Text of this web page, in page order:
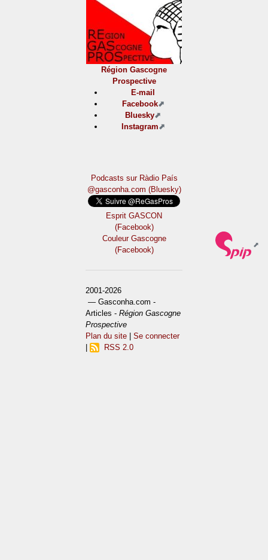
Région Gascogne
Prospective
E-mail
Facebook
Bluesky
Instagram
Podcasts sur Ràdio País
@gasconha.com (Bluesky)
Esprit GASCON
(Facebook)
Couleur Gascogne
(Facebook)
2001-2026
— Gasconha.com -
Articles -Région Gascogne
Prospective
Plan du site |Se connecter
RSS 2.0